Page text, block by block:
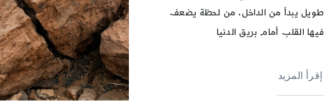
طويل يبدأ من الداخل، من لحظة يضعف
فيها القلب أمام بريق الدنيا
إقرأ المزيد